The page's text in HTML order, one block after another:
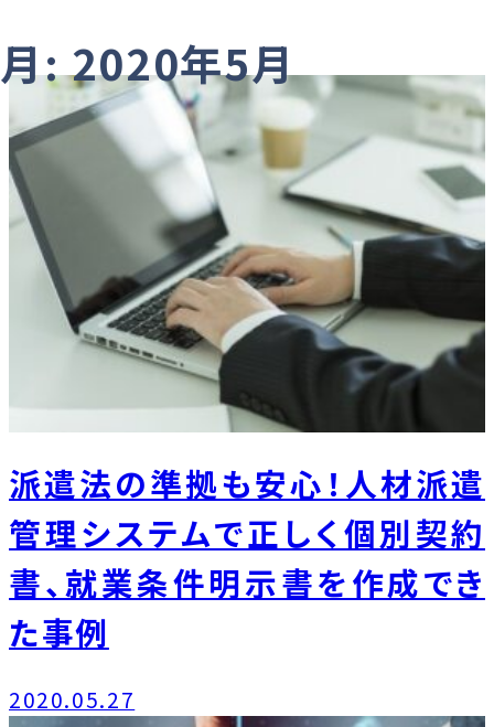
月:2020年5月
派遣法の準拠も安心！人材派遣
管理システムで正しく個別契約
書、就業条件明示書を作成でき
た事例
2020.05.27